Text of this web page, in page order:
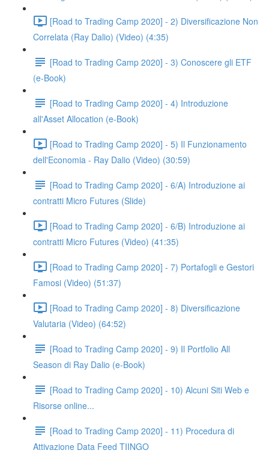
[Road to Trading Camp 2020] - 2) Diversificazione Non
Correlata (Ray Dalio) (Video) (4:35)
[Road to Trading Camp 2020] - 3) Conoscere gli ETF
(e-Book)
[Road to Trading Camp 2020] - 4) Introduzione
all'Asset Allocation (e-Book)
[Road to Trading Camp 2020] - 5) Il Funzionamento
dell'Economia - Ray Dalio (Video) (30:59)
[Road to Trading Camp 2020] - 6/A) Introduzione ai
contratti Micro Futures (Slide)
[Road to Trading Camp 2020] - 6/B) Introduzione ai
contratti Micro Futures (Video) (41:35)
[Road to Trading Camp 2020] - 7) Portafogli e Gestori
Famosi (Video) (51:37)
[Road to Trading Camp 2020] - 8) Diversificazione
Valutaria (Video) (64:52)
[Road to Trading Camp 2020] - 9) Il Portfolio All
Season di Ray Dalio (e-Book)
[Road to Trading Camp 2020] - 10) Alcuni Siti Web e
Risorse online...
[Road to Trading Camp 2020] - 11) Procedura di
Attivazione Data Feed TIINGO